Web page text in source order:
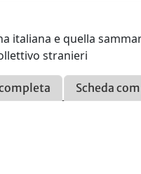
italiana e quella
stranieri
Scheda